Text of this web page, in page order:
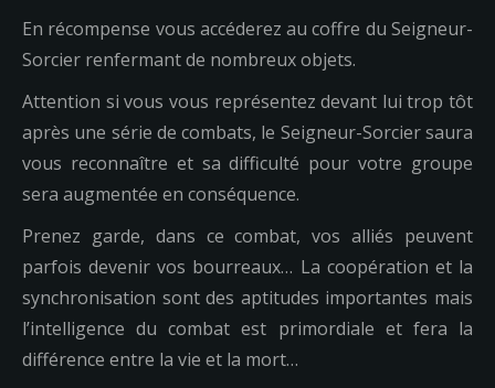
En récompense vous accéderez au coffre du Seigneur-
Sorcier renfermant de nombreux objets.
Attention si vous vous représentez devant lui trop tôt
après une série de combats, le Seigneur-Sorcier saura
vous reconnaître et sa difficulté pour votre groupe
sera augmentée en conséquence.
Prenez garde, dans ce combat, vos alliés peuvent
parfois devenir vos bourreaux… La coopération et la
synchronisation sont des aptitudes importantes mais
l’intelligence du combat est primordiale et fera la
différence entre la vie et la mort…